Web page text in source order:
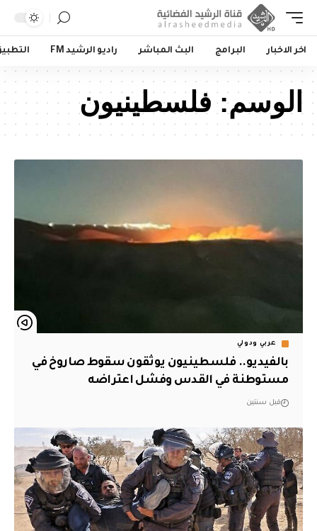
اخر الاخبار البرامج البث المباشر راديو الرشيد FM
الوسم:فلسطينيون
عربي ودولي
بالفيديو.. فلسطينيون يوثقون سقوط صاروخ في
مستوطنة في القدس وفشل اعتراضه
قبل سنتين